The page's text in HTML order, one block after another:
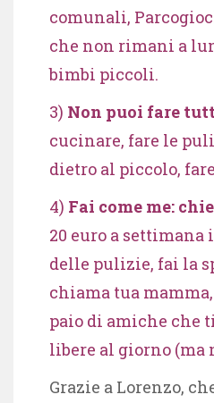
comunali,
che non rimani a
bimbi piccoli.
3) Non puoi fare
cucinare, fare le
dietro al piccolo,
4) Fai come me:
20 euro a settimana
delle pulizie, fai la
chiama tua
paio di amiche che
libere al giorno (ma
Grazie a Lorenzo,